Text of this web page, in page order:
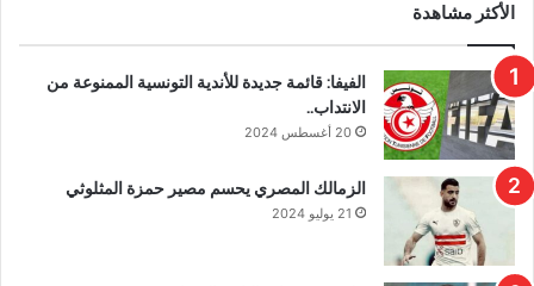
الأكثر مشاهدة
الفيفا: قائمة جديدة للأندية التونسية الممنوعة من
الانتداب..
20 أغسطس 2024
الزمالك المصري يحسم مصير حمزة المثلوثي
21 يوليو 2024